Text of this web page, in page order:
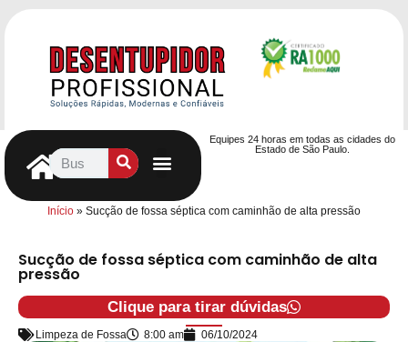
Equipes 24 horas em todas as cidades do
Estado de São Paulo.
Início » Sucção de fossa séptica com caminhão de alta pressão
Sucção de fossa séptica com caminhão de alta
pressão
Clique para tirar dúvidas
Limpeza de Fossa 8:00 am 06/10/2024